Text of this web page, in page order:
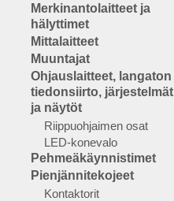
Merkinantolaitteet ja
hälyttimet
Mittalaitteet
Muuntajat
Ohjauslaitteet, langaton
tiedonsiirto, järjestelmät
ja näytöt
Riippuohjaimen osat
LED-konevalo
Pehmeäkäynnistimet
Pienjännitekojeet
Kontaktorit